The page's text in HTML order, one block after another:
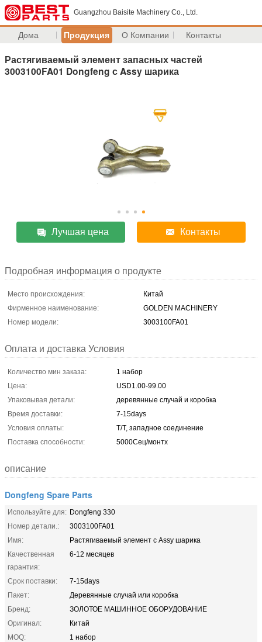
Guangzhou Baisite Machinery Co., Ltd.
Дома Продукция О Компании Контакты
Растягиваемый элемент запасных частей
3003100FA01 Dongfeng с Assy шарика
Лучшая цена Контакты
Подробная информация о продукте
Место происхождения:
Китай
Фирменное наименование:
GOLDEN MACHINERY
Номер модели:
3003100FA01
Оплата и доставка Условия
Количество мин заказа:
1 набор
Цена:
USD1.00-99.00
Упаковывая детали:
деревянные случай и коробка
Время доставки:
7-15days
Условия оплаты:
T/T, западное соединение
Поставка способности:
5000Сец/монтх
описание
Dongfeng Spare Parts
Используйте для: Dongfeng 330
Номер детали.:
3003100FA01
Имя:
Растягиваемый элемент с Assy шарика
Качественная
гарантия:
6-12 месяцев
Срок поставки:
7-15days
Пакет:
Деревянные случай или коробка
Бренд:
ЗОЛОТОЕ МАШИННОЕ ОБОРУДОВАНИЕ
Оригинал:
Китай
MOQ:
1 набор